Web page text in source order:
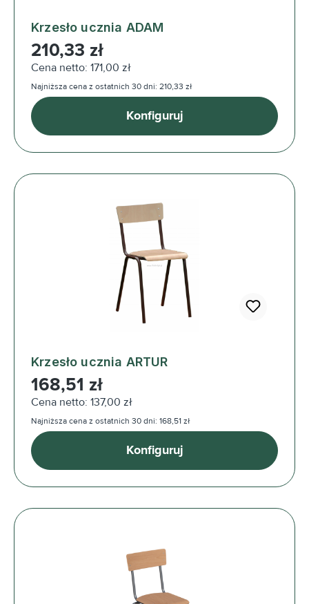
Krzesło ucznia ADAM
Cena regularna:
210,33 zł
Cena netto: 171,00 zł
Najniższa cena z ostatnich 30 dni: 210,33 zł
Konfiguruj
Krzesło ucznia ARTUR
Cena regularna:
168,51 zł
Cena netto: 137,00 zł
Najniższa cena z ostatnich 30 dni: 168,51 zł
Konfiguruj